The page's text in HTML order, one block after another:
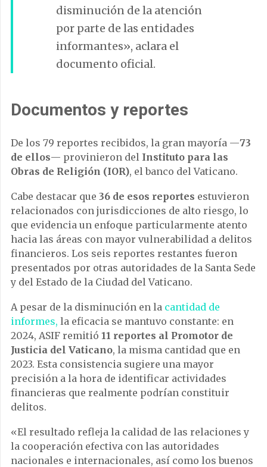
disminución de la atención
por parte de las entidades
informantes», aclara el
documento oficial.
Documentos y reportes
De los 79 reportes recibidos, la gran mayoría —73
de ellos— provinieron del Instituto para las
Obras de Religión (IOR), el banco del Vaticano.
Cabe destacar que 36 de esos reportes estuvieron
relacionados con jurisdicciones de alto riesgo, lo
que evidencia un enfoque particularmente atento
hacia las áreas con mayor vulnerabilidad a delitos
financieros. Los seis reportes restantes fueron
presentados por otras autoridades de la Santa Sede
y del Estado de la Ciudad del Vaticano.
A pesar de la disminución en la cantidad de
informes, la eficacia se mantuvo constante: en
2024, ASIF remitió 11 reportes al Promotor de
Justicia del Vaticano, la misma cantidad que en
2023. Esta consistencia sugiere una mayor
precisión a la hora de identificar actividades
financieras que realmente podrían constituir
delitos.
«El resultado refleja la calidad de las relaciones y
la cooperación efectiva con las autoridades
nacionales e internacionales, así como los buenos